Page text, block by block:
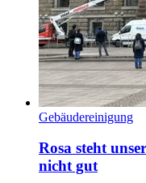
Gebäudereinigung
Rosa steht
nicht gut